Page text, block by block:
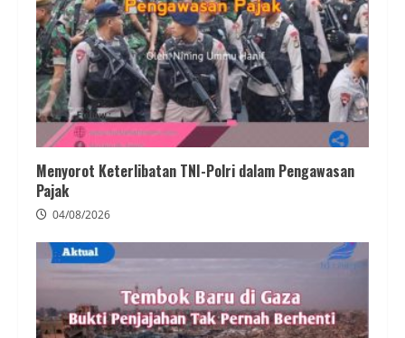
Menyorot Keterlibatan TNI-Polri dalam Pengawasan
Pajak
04/08/2026